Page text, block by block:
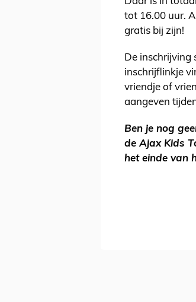
tot 16.00 uur.
gratis bij zijn!
De inschrijving
inschrijflinkje
vriendje of
aangeven
Ben je nog
de Ajax Kids
het einde van